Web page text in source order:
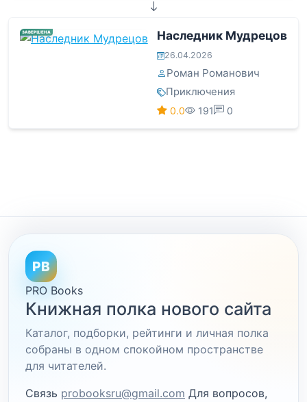
ЗАВЕРШЕНА Наследник Мудрецов
26.04.2026
Роман Романович
Приключения
0.0 191 0
PB
PRO Books
Книжная полка нового сайта
Каталог, подборки, рейтинги и личная полка
собраны в одном спокойном пространстве
для читателей.
Связь probooksru@gmail.com Для вопросов,